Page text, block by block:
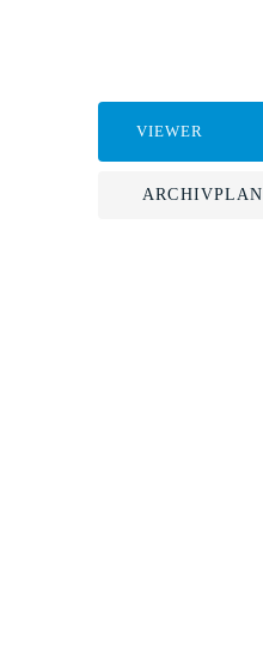
VIEWER
ARCHIVPLAN